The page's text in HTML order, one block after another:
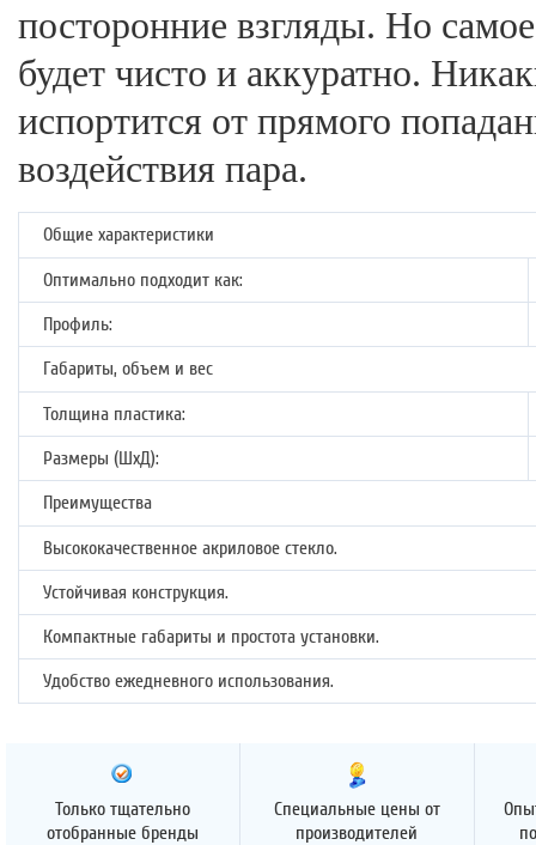
посторонние взгляды. Но
будет чисто и аккуратно.
испортится от прямого
воздействия пара.
Общие характеристики
Оптимально подходит как:
Профиль:
Габариты, объем и вес
Толщина пластика:
Размеры (ШхД):
Преимущества
Высококачественное акриловое стекло.
Устойчивая конструкция.
Компактные габариты и простота установки.
Удобство ежедневного использования.
Только тщательно
отобранные бренды
Специальные цены от
производителей